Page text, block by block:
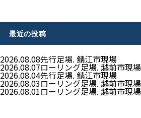
最近の投稿
2026.08.08先行足場. 鯖江市現場
2026.08.07ローリング足場. 越前市現場
2026.08.04先行足場. 鯖江市現場
2026.08.03ローリング足場. 越前市現場
2026.08.01ローリング足場. 越前市現場